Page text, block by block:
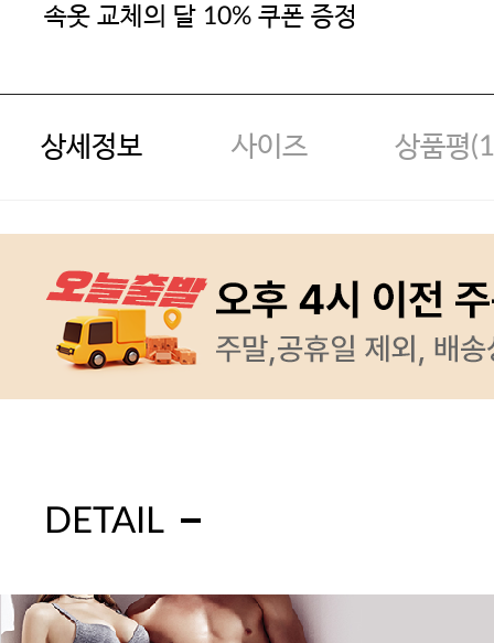
속옷 교체의 달 10% 쿠폰 증정
상세정보 사이즈 상품평(1
DETAIL